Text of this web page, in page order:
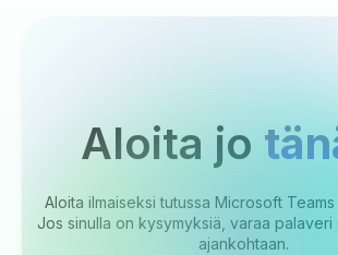
Aloita jo
Aloita ilmaiseksi tutussa Microsoft
Jos sinulla on kysymyksiä, varaa palaveri
ajankohtaan.